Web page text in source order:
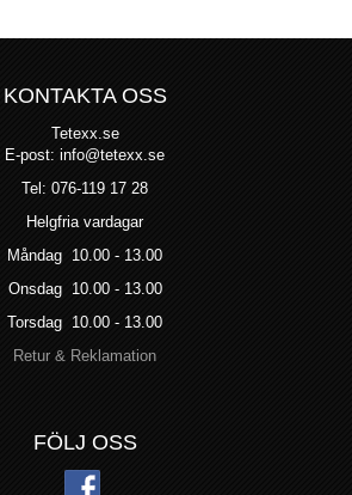
KONTAKTA OSS
Tetexx.se
E-post: info@tetexx.se
Tel: 076-119 17 28
Helgfria vardagar
Måndag 10.00 - 13.00
Onsdag 10.00 - 13.00
Torsdag 10.00 - 13.00
Retur & Reklamation
FÖLJ OSS